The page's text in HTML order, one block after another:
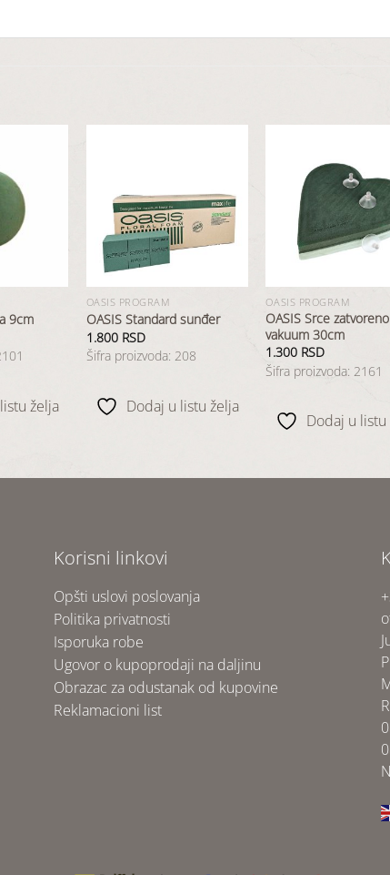
9cm
želja
Dodaj
u
želja
OASIS PROGRAM
OASIS Standard sunđer
1.800 RSD
Šifra proizvoda: 208
Dodaj u listu želja
OASIS PROGRAM
OASIS Srce zatvoreno
vakuum 30cm
1.300 RSD
Šifra proizvoda: 2161
Dodaj u listu
Korisni linkovi
Opšti uslovi poslovanja
Politika privatnosti
Isporuka robe
Ugovor o kupoprodaji na daljinu
Obrazac za odustanak od kupovine
Reklamacioni list